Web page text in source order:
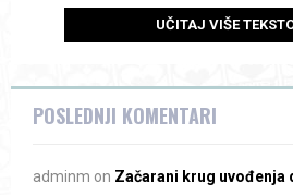
UČITAJ VIŠE
POSLEDNJI KOMENTARI
adminm on Začarani krug uvođenja